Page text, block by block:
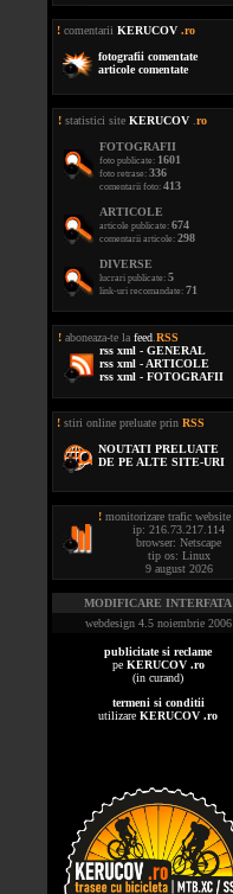
! comentarii KERUCOV .ro
fotografii comentate
articole comentate
! statistici site KERUCOV ro
FOTOGRAFII
foto publicate: 1601
foto retrase: 336
comentarii foto: 413
ARTICOLE
articole publicate: 674
comentarii articole: 298
DIVERSE
lucrari publicate: 5
link-uri recomandate: 71
! aboneaza-te la feed RSS
rss xml - GENERAL
rss xml - ARTICOLE
rss xml - FOTOGRAFII
! stiri online preluate prin RSS
NOUTATI PRELUATE
DE PE ALTE SITE-URI
! monitorizare trafic website
ip: 216.73.217.114
browser: Netscape
tip os: Linux
9 august 2026
MODIFICARE INTERFATA
webdesign 4.5 noiembrie 2006
publicitate si reclame
pe KERUCOV .ro
(in curand)
termeni si conditii
utilizare KERUCOV .ro